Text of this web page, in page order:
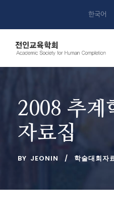
한국어
2008 추계
자료집
BY JEONIN 학술대회자